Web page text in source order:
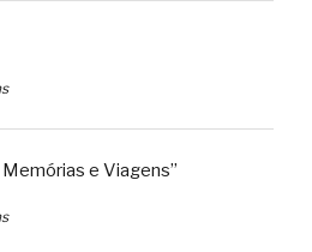
e Viagens”